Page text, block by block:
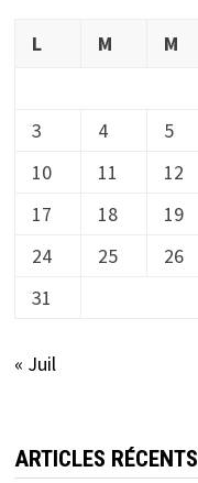
L
M M
3
4 5
10
11 12
17
18 19
24
25 26
31
« Juil
ARTICLES RÉCENTS